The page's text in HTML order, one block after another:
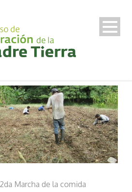
2da Marcha de la comida